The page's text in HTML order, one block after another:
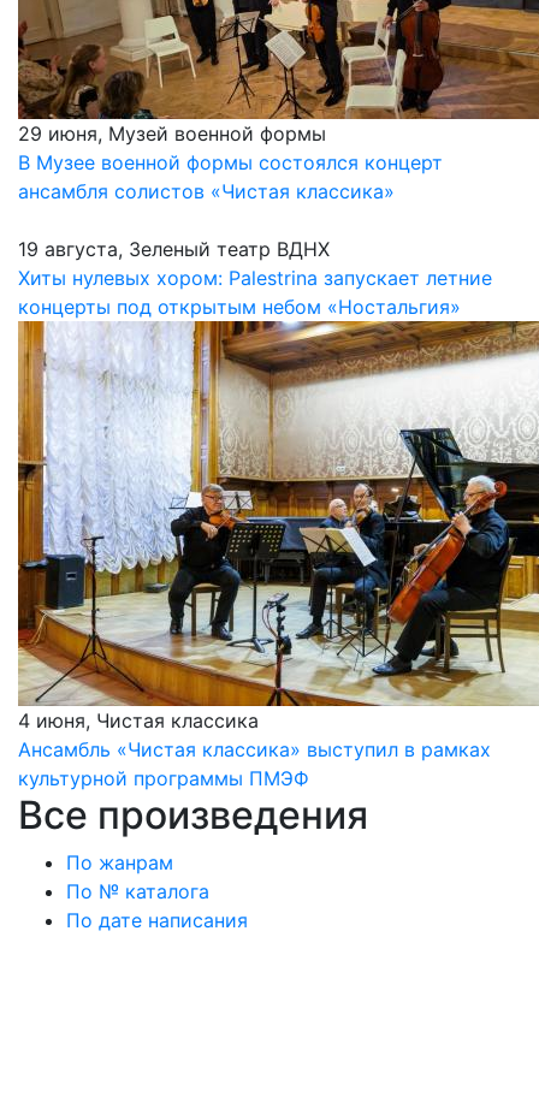
29 июня, Музей военной формы
В Музее военной формы состоялся концерт
ансамбля солистов «Чистая классика»
19 августа, Зеленый театр ВДНХ
Хиты нулевых хором: Palestrina запускает летние
концерты под открытым небом «Ностальгия»
4 июня, Чистая классика
Ансамбль «Чистая классика» выступил в рамках
культурной программы ПМЭФ
Все произведения
По жанрам
По № каталога
По дате написания